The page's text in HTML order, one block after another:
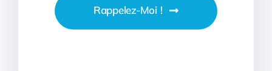
Rappelez-Moi !